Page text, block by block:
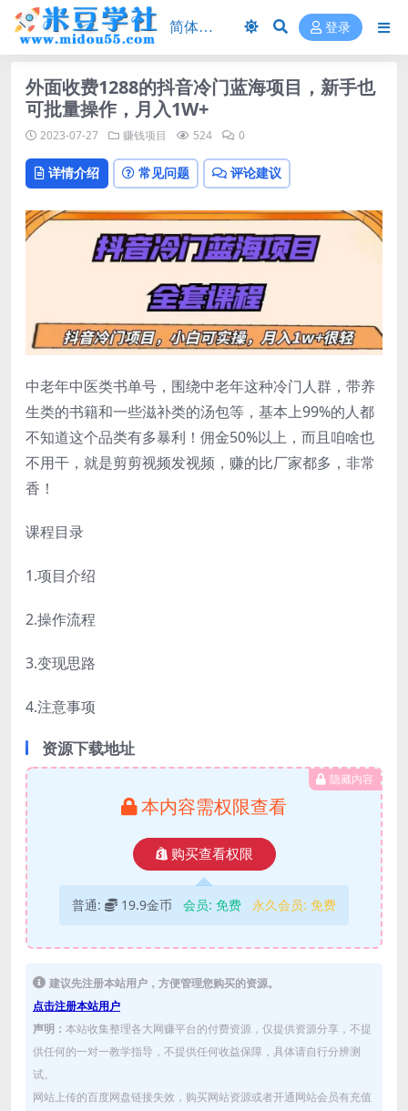
登录
外面收费1288的抖音冷门蓝海项目，新手也
可批量操作，月入1W+
2023-07-27 赚钱项目 524 0
详情介绍 常见问题 评论建议
中老年中医类书单号，围绕中老年这种冷门人群，带养
生类的书籍和一些滋补类的汤包等，基本上99%的人都
不知道这个品类有多暴利！佣金50%以上，而且咱啥也
不用干，就是剪剪视频发视频，赚的比厂家都多，非常
香！
课程目录
1.项目介绍
2.操作流程
3.变现思路
4.注意事项
资源下载地址
隐藏内容
本内容需权限查看
购买查看权限
普通: 19.9金币 会员: 免费 永久会员: 免费
建议先注册本站用户，方便管理您购买的资源。
点击注册本站用户
声明： 本站收集整理各大网赚平台的付费资源，仅提供资源分享，不提
供任何的一对一教学指导，不提供任何收益保障，具体请自行分辨测
试。
网站上传的百度网盘链接失效，购买网站资源或者开通网站会员有充值